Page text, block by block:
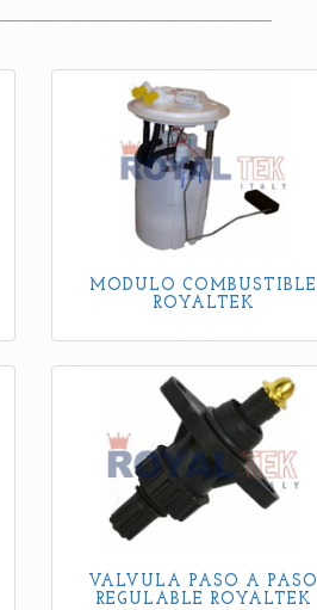
MODULO COMBUSTIBLE
ROYALTEK
VALVULA PASO A PASO
REGULABLE ROYALTEK